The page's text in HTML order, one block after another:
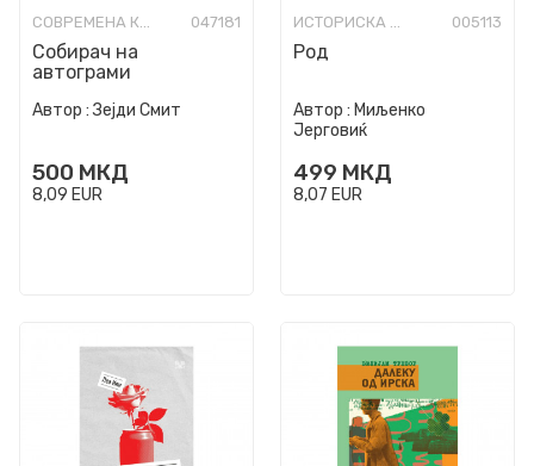
СОВРЕМЕНА КНИЖЕВНОСТ 047181
Собирач на
автограми
Автор : Зејди Смит
500 МКД
8,09 EUR
ИСТОРИСКА ФИКЦИЈА 005113
Род
Автор : Миљенко
Јерговиќ
499 МКД
8,07 EUR